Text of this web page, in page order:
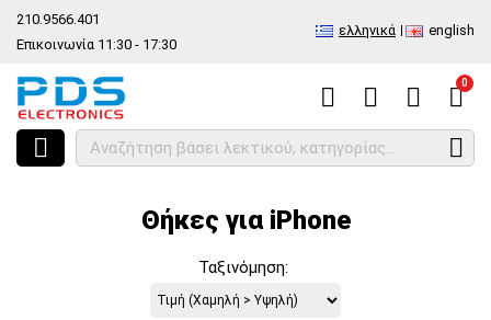
210.9566.401
Επικοινωνία 11:30 - 17:30
ελληνικά english
0
HOME Είδος Ανταλλακτικά και αξεσουάρ κινητών τηλέφωνων
Θήκες για iPhone
Ταξινόμηση: